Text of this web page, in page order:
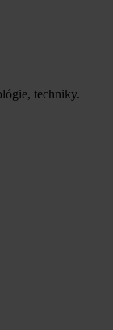
techniky.